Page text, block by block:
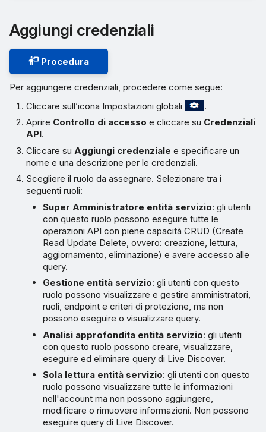
Aggiungi credenziali
Procedura
Per aggiungere credenziali, procedere come segue:
Cliccare sull’icona Impostazioni globali
.
Aprire Controllo di accesso e cliccare su Credenziali
API.
Cliccare suAggiungi credenziale e specificare un
nome e una descrizione per le credenziali.
Scegliere il ruolo da assegnare. Selezionare tra i
seguenti ruoli:
Super Amministratore entità servizio: gli utenti
con questo ruolo possono eseguire tutte le
operazioni API con piene capacità CRUD (Create
Read Update Delete, ovvero: creazione, lettura,
aggiornamento, eliminazione) e avere accesso alle
query.
Gestione entità servizio: gli utenti con questo
ruolo possono visualizzare e gestire amministratori,
ruoli, endpoint e criteri di protezione, ma non
possono eseguire o visualizzare query.
Analisi approfondita entità servizio: gli utenti
con questo ruolo possono creare, visualizzare,
eseguire ed eliminare query di Live Discover.
Sola lettura entità servizio: gli utenti con questo
ruolo possono visualizzare tutte le informazioni
nell'account ma non possono aggiungere,
modificare o rimuovere informazioni. Non possono
eseguire query di Live Discover.